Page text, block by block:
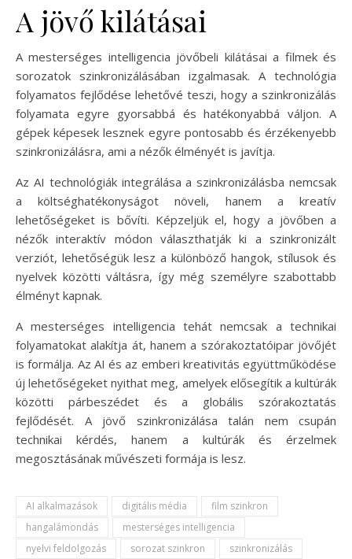
A jövő kilátásai
A mesterséges intelligencia jövőbeli kilátásai a filmek és
sorozatok szinkronizálásában izgalmasak. A technológia
folyamatos fejlődése lehetővé teszi, hogy a szinkronizálás
folyamata egyre gyorsabbá és hatékonyabbá váljon. A
gépek képesek lesznek egyre pontosabb és érzékenyebb
szinkronizálásra, ami a nézők élményét is javítja.
Az AI technológiák integrálása a szinkronizálásba nemcsak
a költséghatékonyságot növeli, hanem a kreatív
lehetőségeket is bővíti. Képzeljük el, hogy a jövőben a
nézők interaktív módon választhatják ki a szinkronizált
verziót, lehetőségük lesz a különböző hangok, stílusok és
nyelvek közötti váltásra, így még személyre szabottabb
élményt kapnak.
A mesterséges intelligencia tehát nemcsak a technikai
folyamatokat alakítja át, hanem a szórakoztatóipar jövőjét
is formálja. Az AI és az emberi kreativitás együttműködése
új lehetőségeket nyithat meg, amelyek elősegítik a kultúrák
közötti párbeszédet és a globális szórakoztatás
fejlődését. A jövő szinkronizálása talán nem csupán
technikai kérdés, hanem a kultúrák és érzelmek
megosztásának művészeti formája is lesz.
AI alkalmazások digitális média
film szinkron
hangalámondás
mesterséges intelligencia
nyelvi feldolgozás
sorozat szinkron szinkronizálás